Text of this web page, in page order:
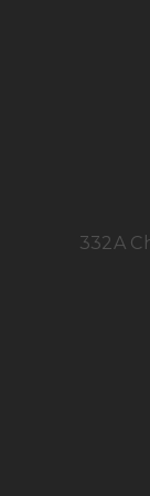
332A